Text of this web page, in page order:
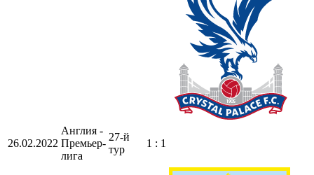
26.02.2022
Англия -
Премьер-
лига
27-й
тур
1 : 1